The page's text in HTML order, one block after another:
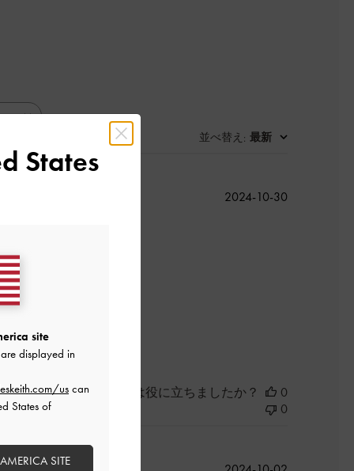
並べ替え : 最新
高さで大満足です。
。
かった
公
2024-10-30
このレビューは役に立ちましたか？
0
0
States
site
displayed in
uscan
States of
SITE